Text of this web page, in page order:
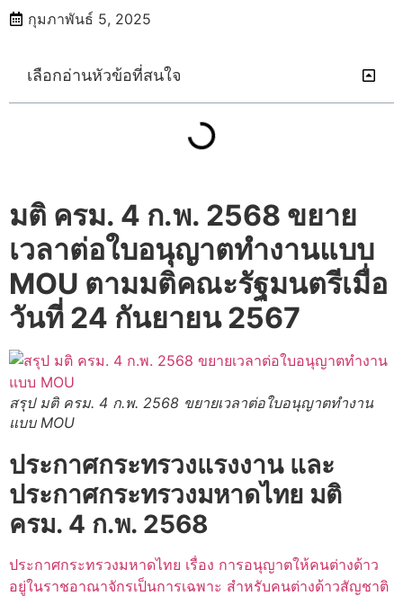
ประเทศ
กุมภาพันธ์ 5, 2025
เลือกอ่านหัวข้อที่สนใจ
มติ ครม. 4 ก.พ. 2568 ขยาย
เวลาต่อใบอนุญาตทำงานแบบ
MOU ตามมติคณะรัฐมนตรีเมื่อ
วันที่ 24 กันยายน 2567
สรุป มติ ครม. 4 ก.พ. 2568 ขยายเวลาต่อใบอนุญาตทำงาน
แบบ MOU
ประกาศกระทรวงแรงงาน และ
ประกาศกระทรวงมหาดไทย มติ
ครม. 4 ก.พ. 2568
ประกาศกระทรวงมหาดไทย เรื่อง การอนุญาตให้คนต่างด้าว
อยู่ในราชอาณาจักรเป็นการเฉพาะ สำหรับคนต่างด้าวสัญชาติ